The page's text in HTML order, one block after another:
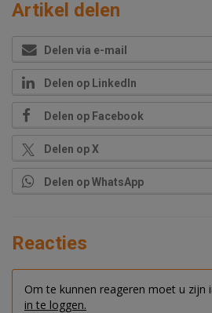
Artikel delen
Delen via e-mail
Delen op LinkedIn
Delen op Facebook
Delen op X
Delen op WhatsApp
Reacties
Om te kunnen reageren moet u zijn
in te loggen.